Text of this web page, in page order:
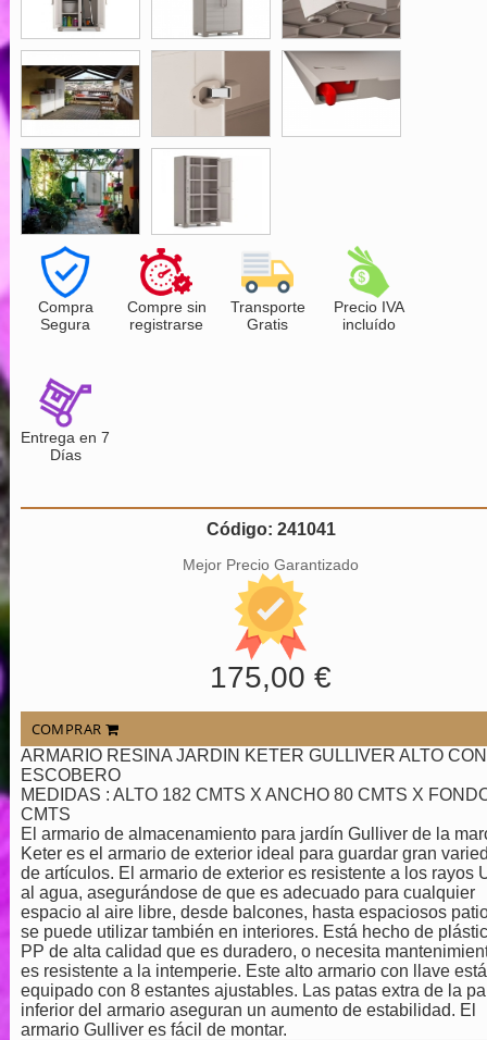
Compra
Segura
Compre sin
registrarse
Transporte
Gratis
Precio IVA
incluído
Entrega en 7
Días
Código: 241041
Mejor Precio Garantizado
175,00 €
COMPRAR
ARMARIO RESINA JARDIN KETER GULLIVER ALTO CON
ESCOBERO
MEDIDAS : ALTO 182 CMTS X ANCHO 80 CMTS X
CMTS
El armario de almacenamiento para jardín Gulliver de la
Keter es el armario de exterior ideal para guardar gran
de artículos. El armario de exterior es resistente a los rayos
al agua, asegurándose de que es adecuado para cualquier
espacio al aire libre, desde balcones, hasta espaciosos
se puede utilizar también en interiores. Está hecho de
PP de alta calidad que es duradero, o necesita
es resistente a la intemperie. Este alto armario con llave está
equipado con 8 estantes ajustables. Las patas extra de la
inferior del armario aseguran un aumento de estabilidad. El
armario Gulliver es fácil de montar.